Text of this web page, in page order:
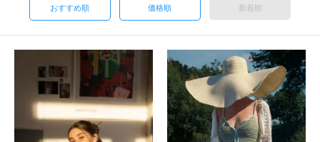
おすすめ順 価格順 新着順